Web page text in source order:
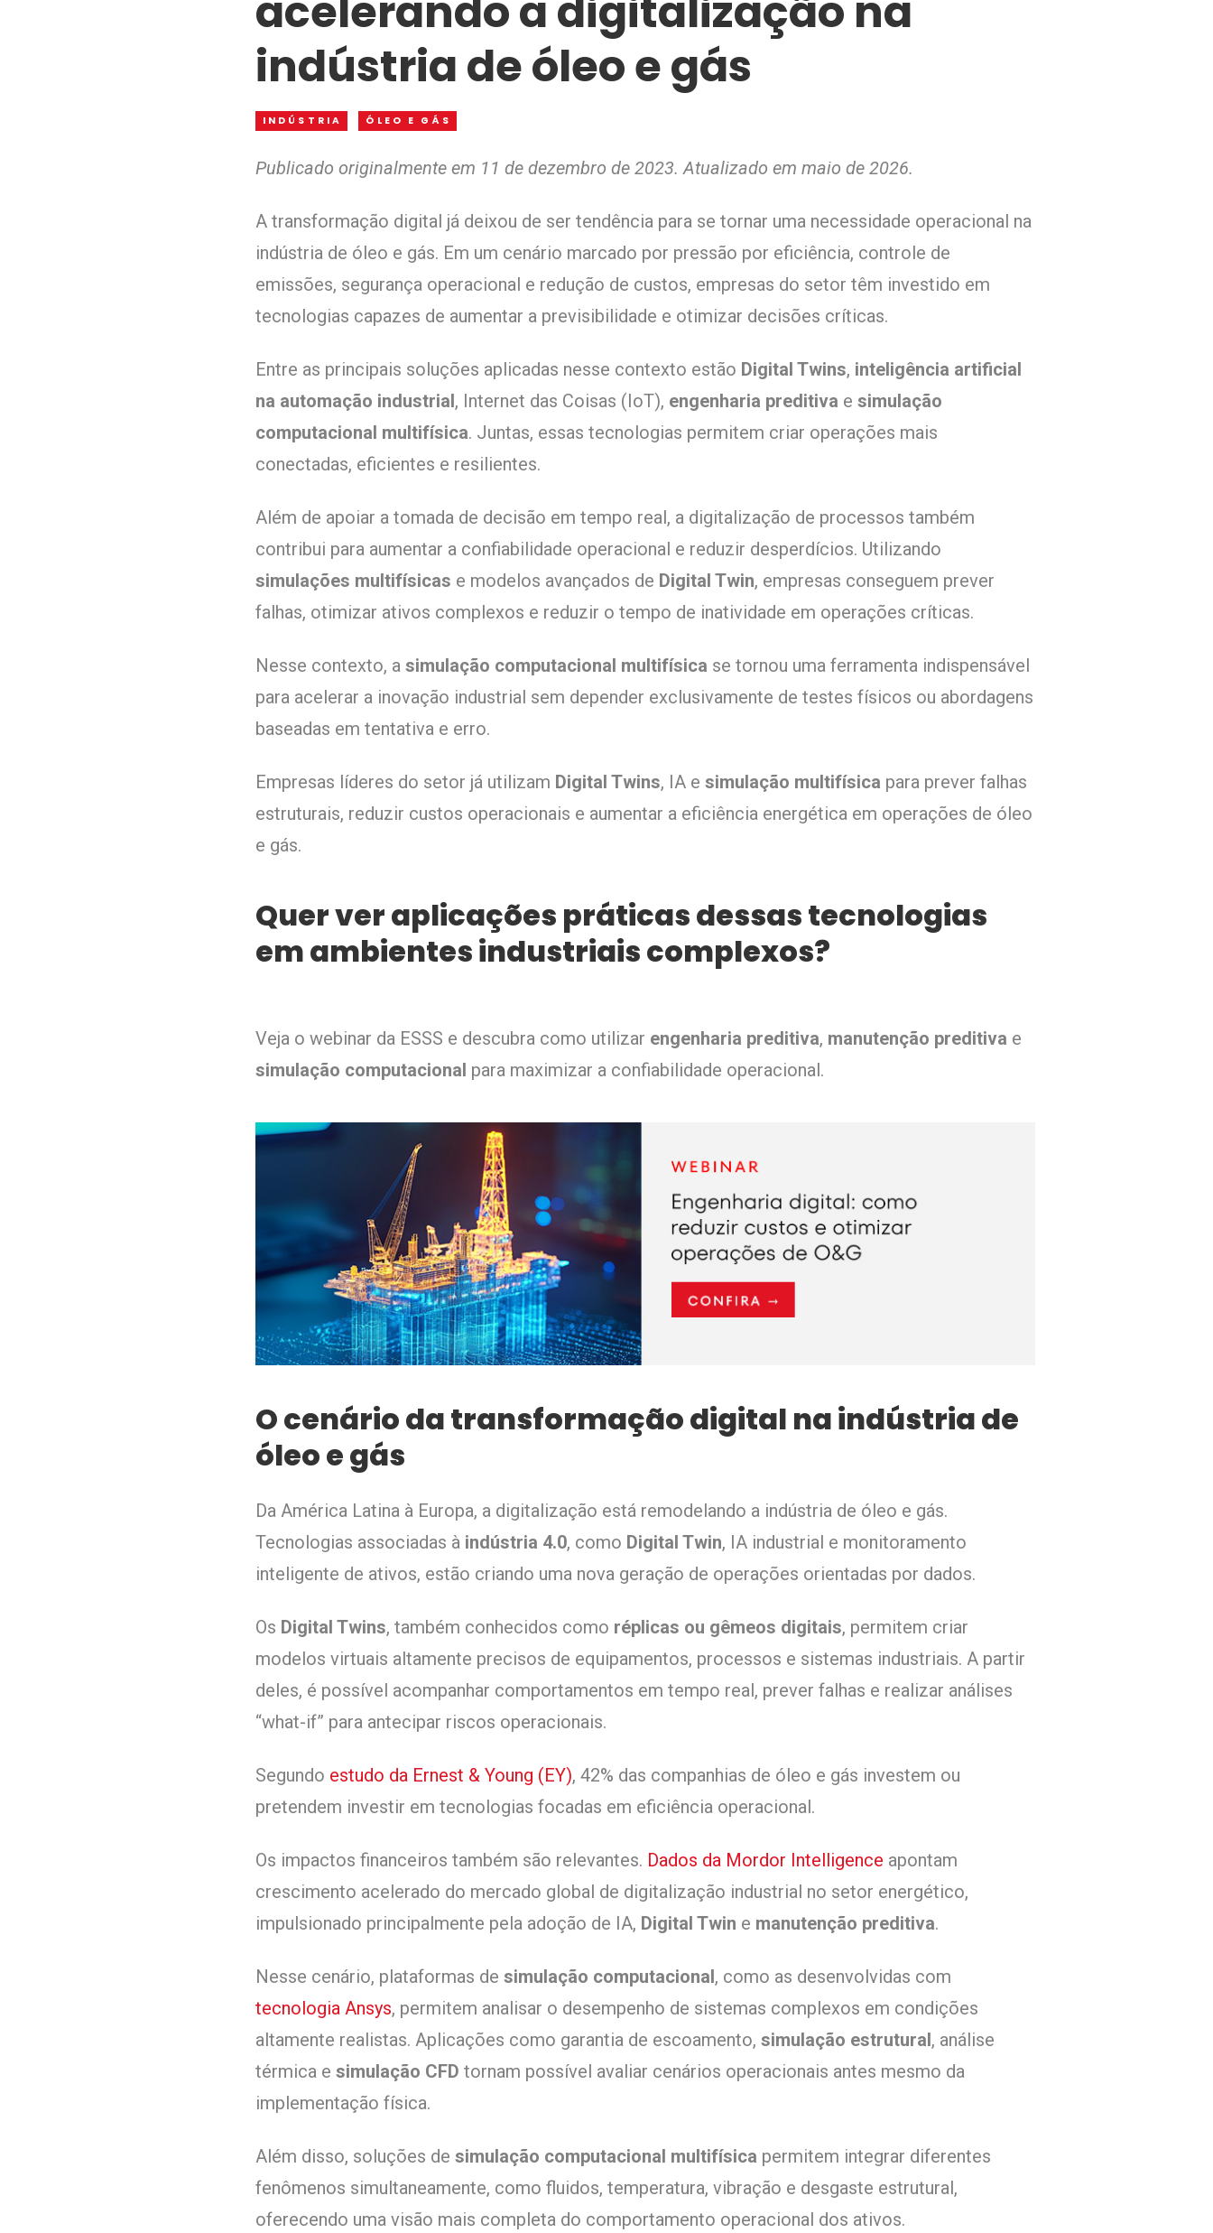
acelerando a digitalização na
indústria de óleo e gás
INDÚSTRIA ÓLEO E GÁS
Publicado originalmente em 11 de dezembro de 2023. Atualizado em maio de 2026.
A transformação digital já deixou de ser tendência para se tornar uma necessidade operacional na
indústria de óleo e gás. Em um cenário marcado por pressão por eficiência, controle de
emissões, segurança operacional e redução de custos, empresas do setor têm investido em
tecnologias capazes de aumentar a previsibilidade e otimizar decisões críticas.
Entre as principais soluções aplicadas nesse contexto estão Digital Twins, inteligência artificial
na automação industrial, Internet das Coisas (IoT), engenharia preditiva e simulação
computacional multifísica. Juntas, essas tecnologias permitem criar operações mais
conectadas, eficientes e resilientes.
Além de apoiar a tomada de decisão em tempo real, a digitalização de processos também
contribui para aumentar a confiabilidade operacional e reduzir desperdícios. Utilizando
simulações multifísicas e modelos avançados de Digital Twin, empresas conseguem prever
falhas, otimizar ativos complexos e reduzir o tempo de inatividade em operações críticas.
Nesse contexto, a simulação computacional multifísica se tornou uma ferramenta indispensável
para acelerar a inovação industrial sem depender exclusivamente de testes físicos ou abordagens
baseadas em tentativa e erro.
Empresas líderes do setor já utilizam Digital Twins, IA e simulação multifísica para prever falhas
estruturais, reduzir custos operacionais e aumentar a eficiência energética em operações de óleo
e gás.
Quer ver aplicações práticas dessas tecnologias
em ambientes industriais complexos?
Veja o webinar da ESSS e descubra como utilizar engenharia preditiva, manutenção preditiva e
simulação computacional para maximizar a confiabilidade operacional.
O cenário da transformação digital na indústria de
óleo e gás
Da América Latina à Europa, a digitalização está remodelando a indústria de óleo e gás.
Tecnologias associadas à indústria 4.0, como Digital Twin, IA industrial e monitoramento
inteligente de ativos, estão criando uma nova geração de operações orientadas por dados.
Os Digital Twins, também conhecidos como réplicas ou gêmeos digitais, permitem criar
modelos virtuais altamente precisos de equipamentos, processos e sistemas industriais. A partir
deles, é possível acompanhar comportamentos em tempo real, prever falhas e realizar análises
“what-if” para antecipar riscos operacionais.
Segundo estudo da Ernest & Young (EY), 42% das companhias de óleo e gás investem ou
pretendem investir em tecnologias focadas em eficiência operacional.
Os impactos financeiros também são relevantes. Dados da Mordor Intelligence apontam
crescimento acelerado do mercado global de digitalização industrial no setor energético,
impulsionado principalmente pela adoção de IA, Digital Twin e manutenção preditiva.
Nesse cenário, plataformas de simulação computacional, como as desenvolvidas com
tecnologia Ansys, permitem analisar o desempenho de sistemas complexos em condições
altamente realistas. Aplicações como garantia de escoamento, simulação estrutural, análise
térmica e simulação CFD tornam possível avaliar cenários operacionais antes mesmo da
implementação física.
Além disso, soluções de simulação computacional multifísica permitem integrar diferentes
fenômenos simultaneamente, como fluidos, temperatura, vibração e desgaste estrutural,
oferecendo uma visão mais completa do comportamento operacional dos ativos.